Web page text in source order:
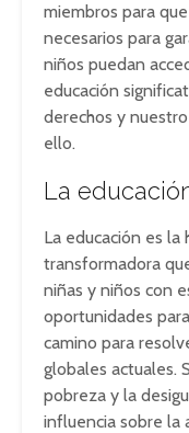
miembros para
necesarios para
niños puedan
educación
derechos y
ello.
La
La educación es
transformadora
niñas y niños con
oportunidades
camino para
globales actuales.
pobreza y la
influencia sobre la